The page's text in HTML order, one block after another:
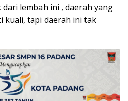
lembah ini , daerah yang
kuali, tapi daerah ini tak